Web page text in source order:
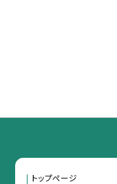
トップページ